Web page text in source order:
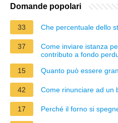
Domande popolari
33 Che percentuale dello
37
Come inviare istanza
contributo a fondo
15
Quanto può essere
42 Come rinunciare ad un
17 Perché il forno si